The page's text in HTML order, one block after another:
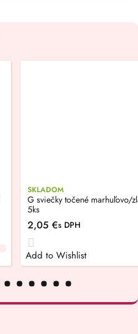
SKLADOM
G sviečky točené marhuľovo/
5ks
2,05 €s DPH
Add to Wishlist